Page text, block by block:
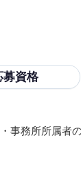
募資格
事務所所属者